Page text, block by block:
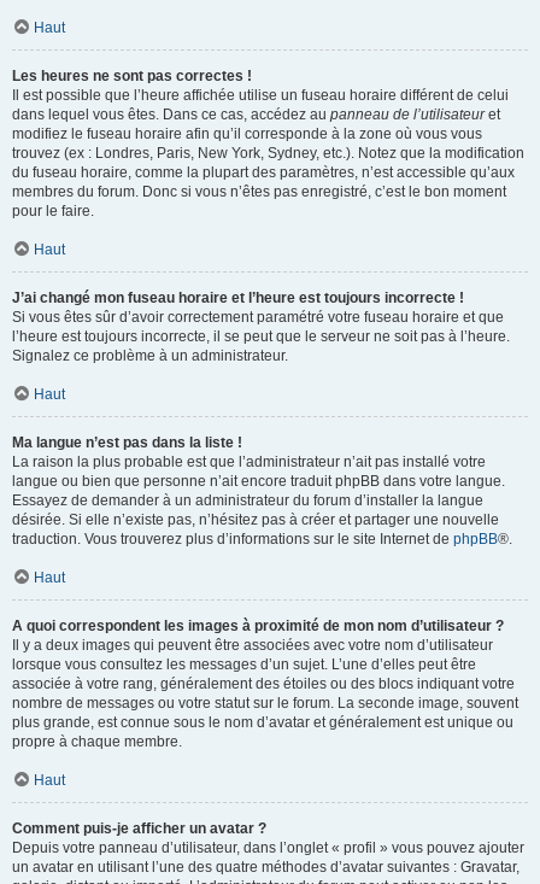
Haut
Les heures ne sont pas correctes !
Il est possible que l’heure affichée utilise un fuseau horaire différent de celui
dans lequel vous êtes. Dans ce cas, accédez au panneau de l’utilisateuret
modifiez le fuseau horaire afin qu’il corresponde à la zone où vous vous
trouvez (ex : Londres, Paris, New York, Sydney, etc.). Notez que la modification
du fuseau horaire, comme la plupart des paramètres, n’est accessible qu’aux
membres du forum. Donc si vous n’êtes pas enregistré, c’est le bon moment
pour le faire.
Haut
J’ai changé mon fuseau horaire et l’heure est toujours incorrecte !
Si vous êtes sûr d’avoir correctement paramétré votre fuseau horaire et que
l’heure est toujours incorrecte, il se peut que le serveur ne soit pas à l’heure.
Signalez ce problème à un administrateur.
Haut
Ma langue n’est pas dans la liste !
La raison la plus probable est que l’administrateur n’ait pas installé votre
langue ou bien que personne n’ait encore traduit phpBB dans votre langue.
Essayez de demander à un administrateur du forum d’installer la langue
désirée. Si elle n’existe pas, n’hésitez pas à créer et partager une nouvelle
traduction. Vous trouverez plus d’informations sur le site Internet de phpBB®.
Haut
A quoi correspondent les images à proximité de mon nom d’utilisateur ?
Il y a deux images qui peuvent être associées avec votre nom d’utilisateur
lorsque vous consultez les messages d’un sujet. L’une d’elles peut être
associée à votre rang, généralement des étoiles ou des blocs indiquant votre
nombre de messages ou votre statut sur le forum. La seconde image, souvent
plus grande, est connue sous le nom d’avatar et généralement est unique ou
propre à chaque membre.
Haut
Comment puis-je afficher un avatar ?
Depuis votre panneau d’utilisateur, dans l’onglet « profil » vous pouvez ajouter
un avatar en utilisant l’une des quatre méthodes d’avatar suivantes : Gravatar,